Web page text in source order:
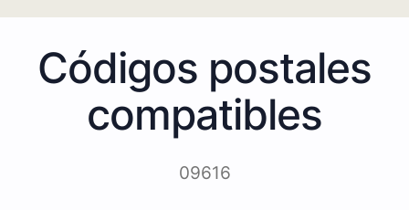
Códigos postales
compatibles
09616